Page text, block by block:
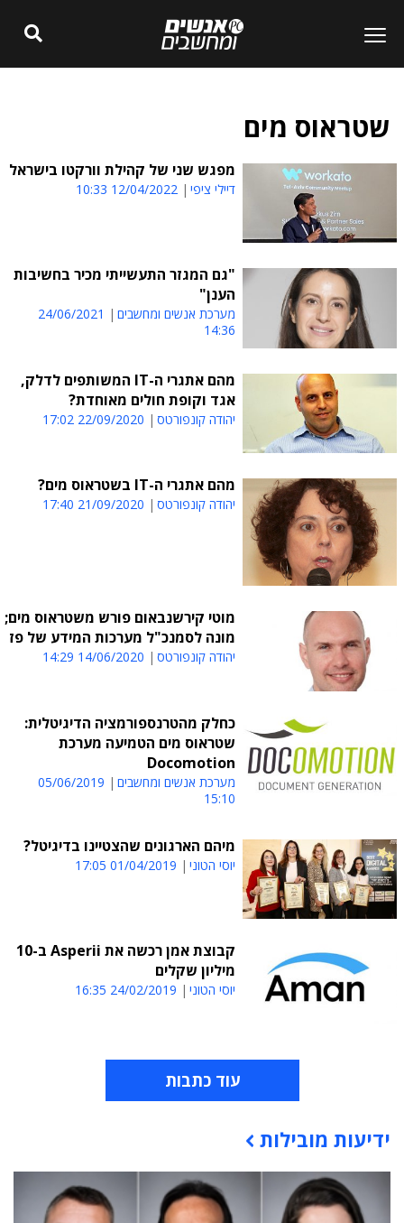
שטראוס מים
מפגש שני של קהילת וורקטו בישראל
דיילי ציפי 12/04/2022 10:33
"גם המגזר התעשייתי מכיר בחשיבות
הענן"
מערכת אנשים ומחשבים
24/06/2021
14:36
מהם אתגרי ה-IT המשותפים לדלק,
אגד וקופת חולים מאוחדת?
יהודה קונפורטס 22/09/2020 17:02
מהם אתגרי ה-IT בשטראוס מים?
יהודה קונפורטס 21/09/2020 17:40
מוטי קירשנבאום פורש משטראוס מים;
מונה לסמנכ"ל מערכות המידע של פז
יהודה קונפורטס 14/06/2020 14:29
כחלק מהטרנספורמציה הדיגיטלית:
שטראוס מים הטמיעה מערכת
Docomotion
מערכת אנשים ומחשבים
05/06/2019
15:10
מיהם הארגונים שהצטיינו בדיגיטל?
יוסי הטוני 01/04/2019 17:05
קבוצת אמן רכשה את Asperii ב-10
מיליון שקלים
יוסי הטוני 24/02/2019 16:35
עוד כתבות
תוכן פרסומי
ידיעות מובילות